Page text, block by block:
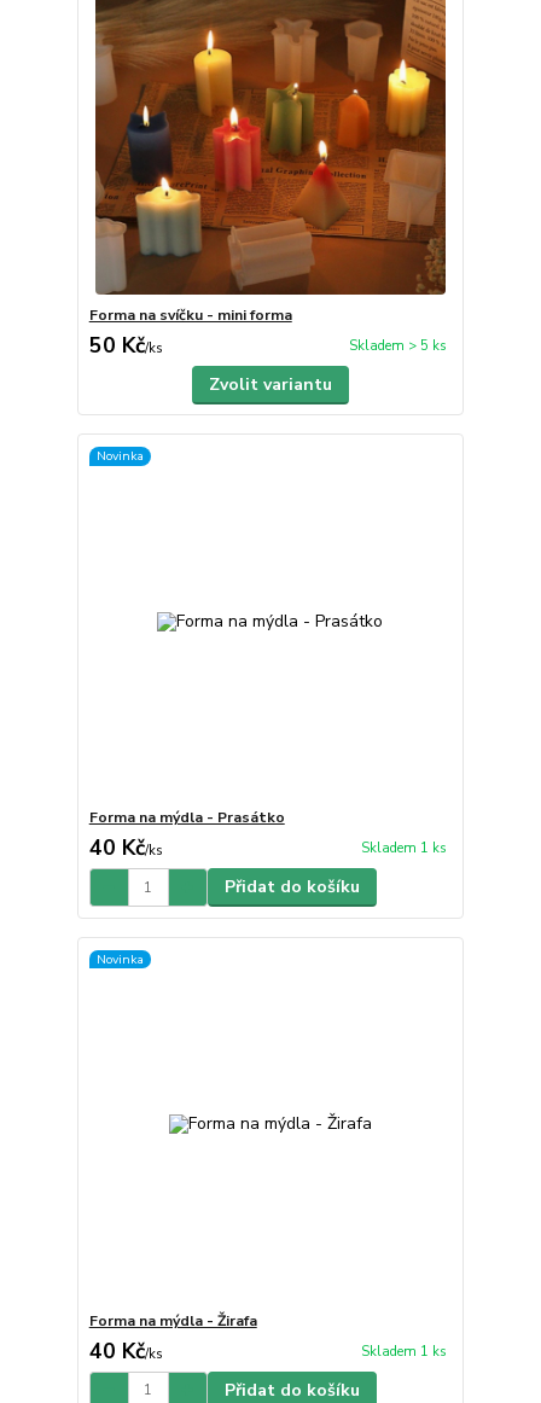
Forma na svíčku - mini forma
50 Kč/ks Skladem > 5 ks
Zvolit variantu
Novinka
Forma na mýdla - Prasátko
40 Kč/ks Skladem 1 ks
Přidat do košíku
Novinka
Forma na mýdla - Žirafa
40 Kč/ks Skladem 1 ks
Přidat do košíku